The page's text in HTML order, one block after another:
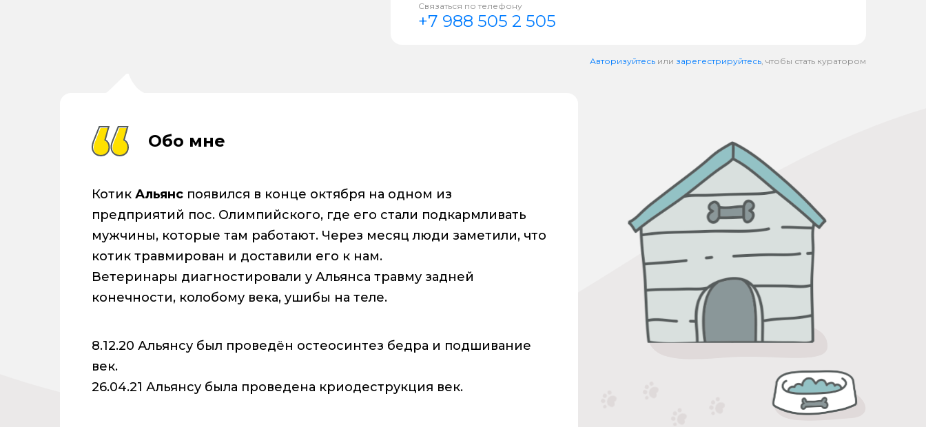
Связаться по телефону
+7 988 505 2 505
Авторизуйтесь или зарегестрируйтесь, чтобы стать куратором
Обо мне
Котик Альянс появился в конце октября на одном из
предприятий пос. Олимпийского, где его стали подкармливать
мужчины, которые там работают. Через месяц люди заметили, что
котик травмирован и доставили его к нам.
Ветеринары диагностировали у Альянса травму задней
конечности, колобому века, ушибы на теле.
8.12.20 Альянсу был проведён остеосинтез бедра и подшивание
век.
26.04.21 Альянсу была проведена криодеструкция век.